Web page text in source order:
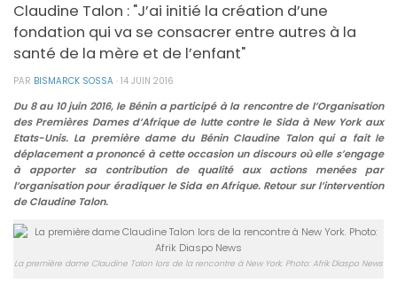
Claudine Talon : "J’ai initié la création d’une
fondation qui va se consacrer entre autres à la
santé de la mère et de l’enfant"
PAR BISMARCK SOSSA · 14 JUIN 2016
Du 8 au 10 juin 2016, le Bénin a participé à la rencontre de l’Organisation
des Premières Dames d’Afrique de lutte contre le Sida à New York aux
Etats-Unis. La première dame du Bénin Claudine Talon qui a fait le
déplacement a prononcé à cette occasion un discours où elle s’engage
à apporter sa contribution de qualité aux actions menées par
l’organisation pour éradiquer le Sida en Afrique. Retour sur l’intervention
de Claudine Talon.
La première dame Claudine Talon lors de la rencontre à New York. Photo: Afrik Diaspo News